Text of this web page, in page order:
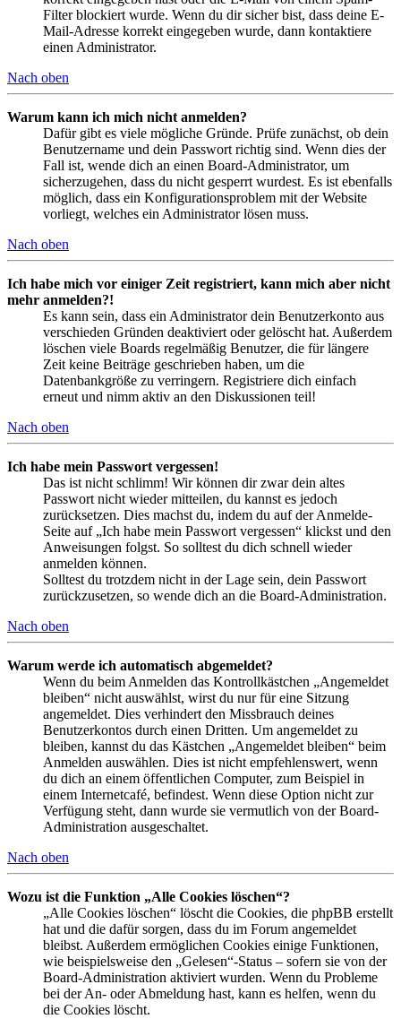
Filter blockiert wurde. Wenn du dir sicher bist, dass deine E-
Mail-Adresse korrekt eingegeben wurde, dann kontaktiere
einen Administrator.
Nach oben
Warum kann ich mich nicht anmelden?
Dafür gibt es viele mögliche Gründe. Prüfe zunächst, ob dein
Benutzername und dein Passwort richtig sind. Wenn dies der
Fall ist, wende dich an einen Board-Administrator, um
sicherzugehen, dass du nicht gesperrt wurdest. Es ist ebenfalls
möglich, dass ein Konfigurationsproblem mit der Website
vorliegt, welches ein Administrator lösen muss.
Nach oben
Ich habe mich vor einiger Zeit registriert, kann mich aber nicht
mehr anmelden?!
Es kann sein, dass ein Administrator dein Benutzerkonto aus
verschieden Gründen deaktiviert oder gelöscht hat. Außerdem
löschen viele Boards regelmäßig Benutzer, die für längere
Zeit keine Beiträge geschrieben haben, um die
Datenbankgröße zu verringern. Registriere dich einfach
erneut und nimm aktiv an den Diskussionen teil!
Nach oben
Ich habe mein Passwort vergessen!
Das ist nicht schlimm! Wir können dir zwar dein altes
Passwort nicht wieder mitteilen, du kannst es jedoch
zurücksetzen. Dies machst du, indem du auf der Anmelde-
Seite auf „Ich habe mein Passwort vergessen“ klickst und den
Anweisungen folgst. So solltest du dich schnell wieder
anmelden können.
Solltest du trotzdem nicht in der Lage sein, dein Passwort
zurückzusetzen, so wende dich an die Board-Administration.
Nach oben
Warum werde ich automatisch abgemeldet?
Wenn du beim Anmelden das Kontrollkästchen „Angemeldet
bleiben“ nicht auswählst, wirst du nur für eine Sitzung
angemeldet. Dies verhindert den Missbrauch deines
Benutzerkontos durch einen Dritten. Um angemeldet zu
bleiben, kannst du das Kästchen „Angemeldet bleiben“ beim
Anmelden auswählen. Dies ist nicht empfehlenswert, wenn
du dich an einem öffentlichen Computer, zum Beispiel in
einem Internetcafé, befindest. Wenn diese Option nicht zur
Verfügung steht, dann wurde sie vermutlich von der Board-
Administration ausgeschaltet.
Nach oben
Wozu ist die Funktion „Alle Cookies löschen“?
„Alle Cookies löschen“ löscht die Cookies, die phpBB erstellt
hat und die dafür sorgen, dass du im Forum angemeldet
bleibst. Außerdem ermöglichen Cookies einige Funktionen,
wie beispielsweise den „Gelesen“-Status – sofern sie von der
Board-Administration aktiviert wurden. Wenn du Probleme
bei der An- oder Abmeldung hast, kann es helfen, wenn du
die Cookies löscht.